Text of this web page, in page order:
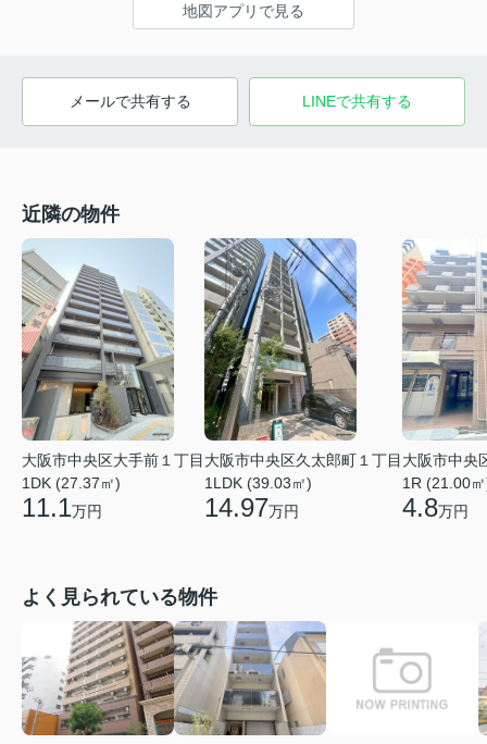
地図アプリで見る
メールで共有する LINEで共有する
近隣の物件
大阪市中央区大手前１丁目
1DK (27.37㎡)
11.1万円
大阪市中央区久太郎町１丁目
1LDK (39.03㎡)
14.97万円
大阪市中央
1R (21.00
4.8万円
よく見られている物件